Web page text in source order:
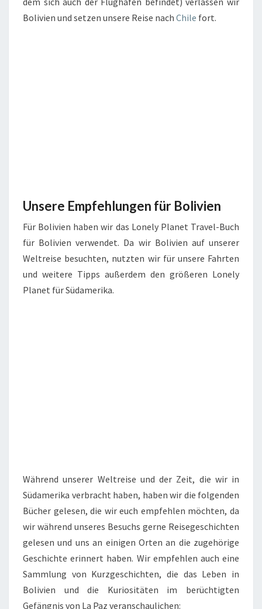
Bolivien und setzen unsere Reise nach Chile fort.
Unsere Empfehlungen für Bolivien
Für Bolivien haben wir das Lonely Planet Travel-Buch
für Bolivien verwendet. Da wir Bolivien auf unserer
Weltreise besuchten, nutzten wir für unsere Fahrten
und weitere Tipps außerdem den größeren Lonely
Planet für Südamerika.
Während unserer Weltreise und der Zeit, die wir in
Südamerika verbracht haben, haben wir die folgenden
Bücher gelesen, die wir euch empfehlen möchten, da
wir während unseres Besuchs gerne Reisegeschichten
gelesen und uns an einigen Orten an die zugehörige
Geschichte erinnert haben. Wir empfehlen auch eine
Sammlung von Kurzgeschichten, die das Leben in
Bolivien und die Kuriositäten im berüchtigten
Gefängnis von La Paz veranschaulichen: